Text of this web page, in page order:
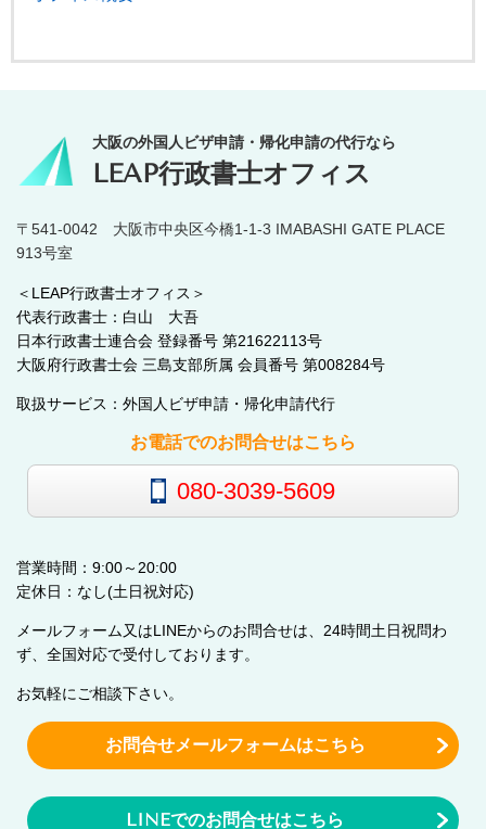
大阪の外国人ビザ申請・帰化申請の代行なら
LEAP行政書士オフィス
〒541-0042 大阪市中央区今橋1-1-3 IMABASHI GATE PLACE
913号室
＜LEAP行政書士オフィス＞
代表行政書士：白山 大吾
日本行政書士連合会 登録番号 第21622113号
大阪府行政書士会 三島支部所属 会員番号 第008284号
取扱サービス：外国人ビザ申請・帰化申請代行
お電話でのお問合せはこちら
080-3039-5609
営業時間：9:00～20:00
定休日：なし(土日祝対応)
メールフォーム又はLINEからのお問合せは、24時間土日祝問わ
ず、全国対応で受付しております。
お気軽にご相談下さい。
お問合せメールフォームはこちら
LINEでのお問合せはこちら